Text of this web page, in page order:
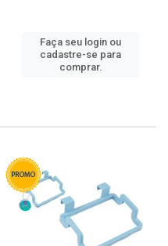
Faça seu login ou
cadastre-se para
comprar.